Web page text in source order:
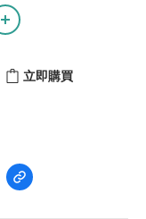
立即購買